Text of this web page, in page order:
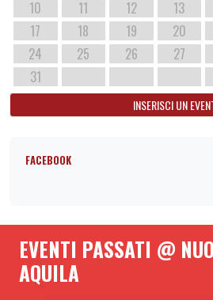
10
11 12 13
17
18 19 20
24
25 26 27
31
INSERISCI UN
FACEBOOK
EVENTI PASSATI @
AQUILA